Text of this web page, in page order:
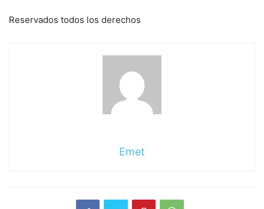
Reservados todos los derechos
Emet